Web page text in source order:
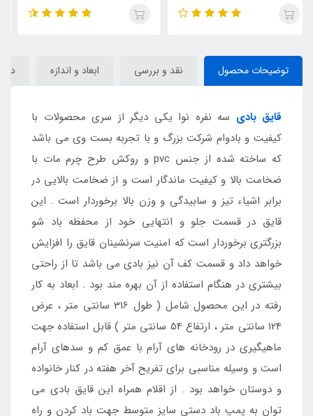
توضیحات محصول نقد و بررسی ابعاد و اندازه
قایق بادی سه نفره نوا یکی دیگر از سری محصولات با
کیفیت و بادوام شرکت بزرگ و با تجربه بست وی می باشد
که ساخته شده از جنس pvc و روکش طرح چرم مات با
ضخامت بالا و کیفیت ماندگار است و از ضخامت بالایی در
برابر اشیاء تیز و سابیدگی و وزن بالا برخوردار است . این
قایق در قسمت جلو و انتهایی خود از محفظه باد شو
بزرگتری برخوردار است که امنیت سرنشینان قایق را افزایش
خواهد داد و قسمت کف آن نیز بادی می باشد تا از راحتی
بیشتری در هنگام استفاده از آن بهره مند بود . ابعاد به کار
رفته در این محصول شامل ( طول 316 سانتی متر ، عرض
124 سانتی متر ، ارتفاع 54 سانتی متر ) قابل استفاده جهت
ماهیگیری در رودخانه های آرام با عمق کم و سدهای آرام
است و وسیله مناسبی برای تفریح آخر هفته در کنار خانواده
و دوستان خواهد بود . از اقلام همراه این قایق بادی می
توان به پمپ باد دستی سایز متوسط جهت باد کردن و راه